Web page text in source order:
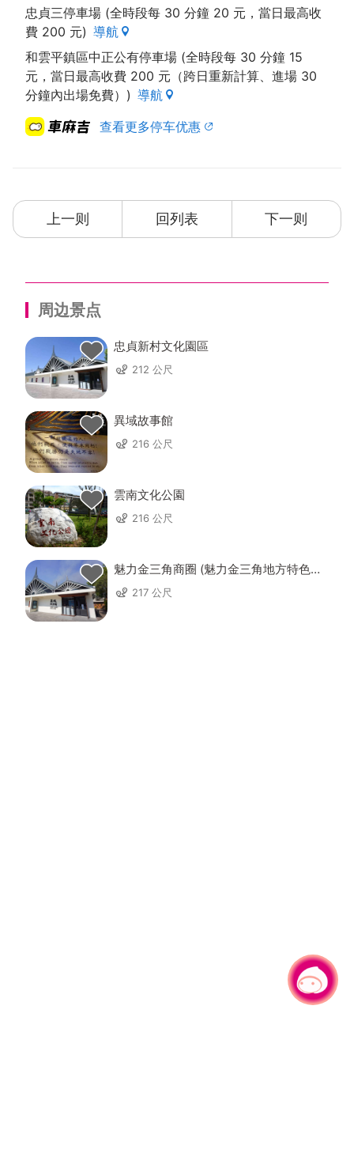
忠貞三停車場 (全時段每 30 分鐘 20 元，當日最高收
費 200 元) 導航
和雲平鎮區中正公有停車場 (全時段每 30 分鐘 15
元，當日最高收費 200 元（跨日重新計算、進場 30
分鐘內出場免費）) 導航
查看更多停车优惠
上一则 回列表 下一则
周边景点
忠貞新村文化園區
212 公尺
異域故事館
216 公尺
雲南文化公園
216 公尺
魅力金三角商圈 (魅力金三角地方特色產
業發展協會)
217 公尺